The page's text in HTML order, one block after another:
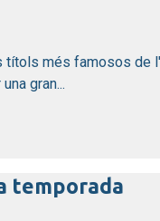
més famosos de
gran...
temporada